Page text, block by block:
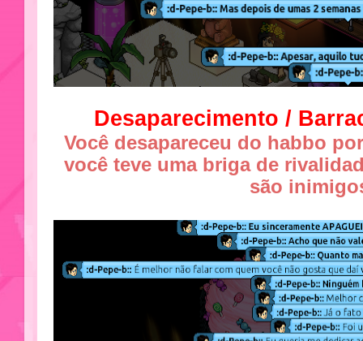
Desaparecimento /
Você desapareceu do habbo
você teve uma briga de
são